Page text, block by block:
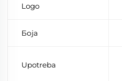
Logo
Боја
Upotreba